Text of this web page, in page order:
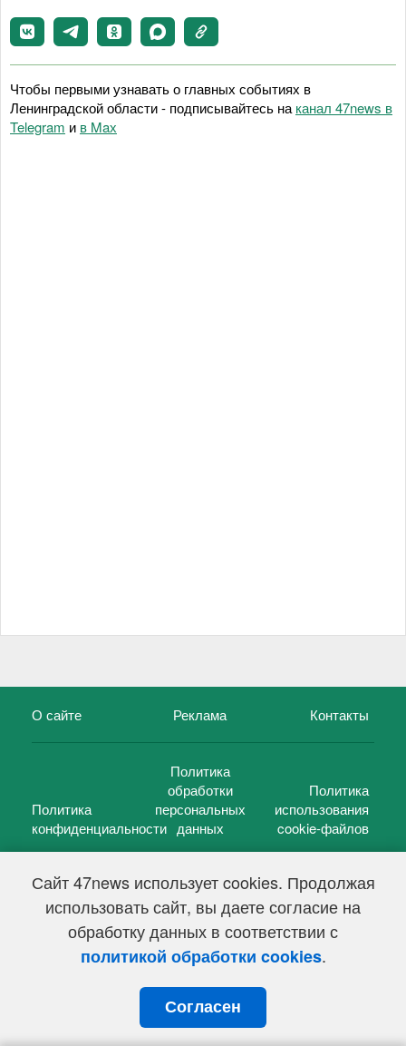
Сайт 47news использует cookies. Продолжая
использовать сайт, вы даете согласие на
обработку данных в соответствии с
политикой обработки cookies.
Согласен
Чтобы первыми узнавать о главных событиях в
Ленинградской области - подписывайтесь на канал 47news в
Telegram и в Maх
О сайте Реклама Контакты
Политика
конфиденциальности
Политика
обработки
персональных
данных
Политика
использования
cookie-файлов
47 новостей (47 news)2005 — 2026 г.
Свидетельство о регистрации СМИ Эл № ФС 77-39848, выдано
Федеральной службой по надзору в сфере связи,
информационных технологий и массовых коммуникаций